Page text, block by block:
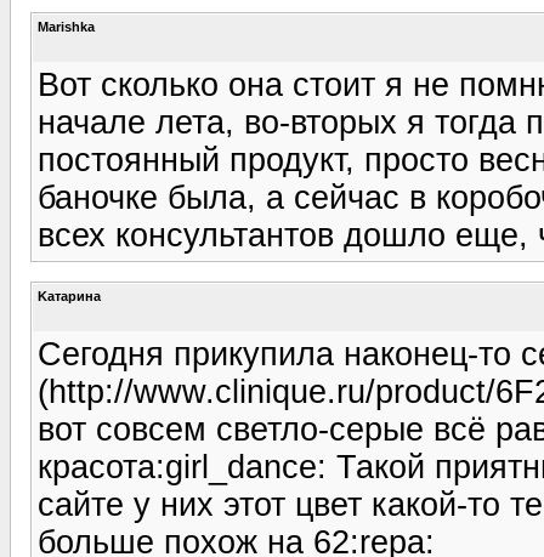
Marishka
Вот сколько она стоит я не
начале лета, во-вторых я тогда
постоянный продукт, просто
баночке была, а сейчас в
всех консультантов дошло еще,
Kатарина
Сегодня прикупила наконец-то
(http://www.clinique.ru/product/
вот совсем светло-серые всё
красота:girl_dance: Такой
сайте у них этот цвет какой-то
больше похож на 62:repa: